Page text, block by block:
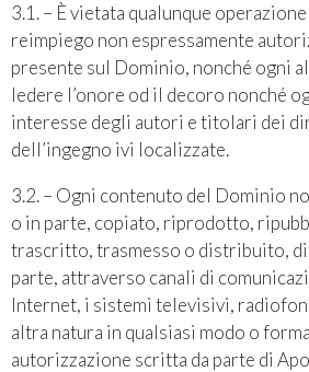
3.1. – È vietata qualunque
reimpiego non espressamente
presente sul Dominio, nonché ogni
ledere l’onore od il decoro nonché
interesse degli autori e titolari dei
dell’ingegno ivi localizzate.
3.2. – Ogni contenuto del Dominio
o in parte, copiato, riprodotto,
trascritto, trasmesso o distribuito,
parte, attraverso canali di
Internet, i sistemi televisivi,
altra natura in qualsiasi modo o
autorizzazione scritta da parte di